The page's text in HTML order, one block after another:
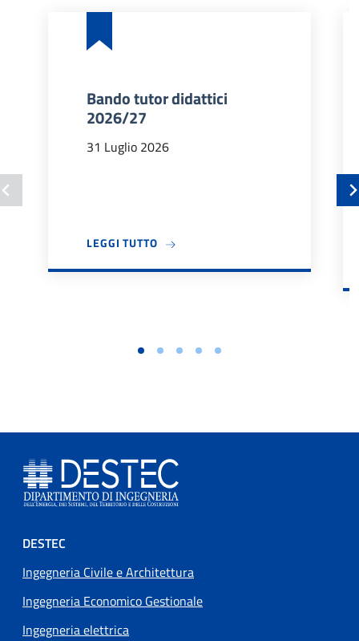
Bando tutor didattici
2026/27
31 Luglio 2026
LEGGI TUTTOA PROPOSITO DI BANDO TUTOR
Footer menu
DESTEC
Ingegneria Civile e Architettura
Ingegneria Economico Gestionale
Ingegneria elettrica